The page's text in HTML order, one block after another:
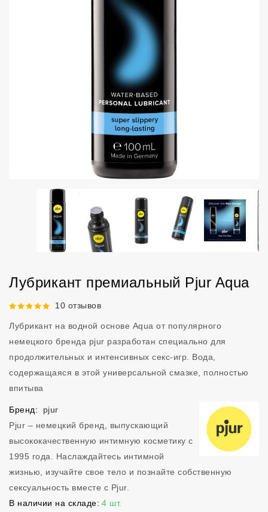
Лубрикант премиальный Pjur Aqua
Рейтинг 5 из 5.10 отзывов
Лубрикант на водной основе Aqua от популярного
немецкого бренда pjur разработан специально для
продолжительных и интенсивных секс-игр. Вода,
содержащаяся в этой универсальной смазке, полностью
впитыва
Бренд:
pjur
Pjur – немецкий бренд, выпускающий
высококачественную интимную косметику с
1995 года. Наслаждайтесь интимной
жизнью, изучайте свое тело и познайте собственную
сексуальность вместе с Pjur.
В наличии на складе: 4 шт.